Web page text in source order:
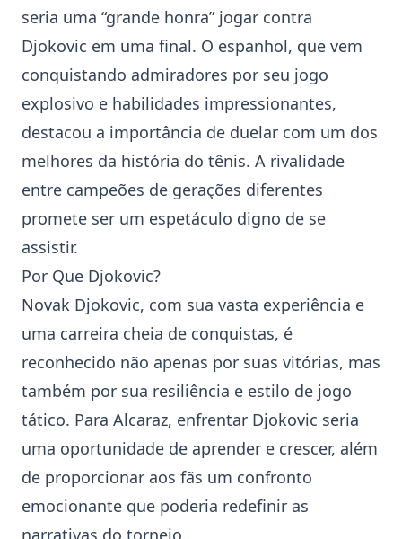
seria uma “grande honra” jogar contra
Djokovic em uma final. O espanhol, que vem
conquistando admiradores por seu jogo
explosivo e habilidades impressionantes,
destacou a importância de duelar com um dos
melhores da história do tênis. A rivalidade
entre campeões de gerações diferentes
promete ser um espetáculo digno de se
assistir.
Por Que Djokovic?
Novak Djokovic, com sua vasta experiência e
uma carreira cheia de conquistas, é
reconhecido não apenas por suas vitórias, mas
também por sua resiliência e estilo de jogo
tático. Para Alcaraz, enfrentar Djokovic seria
uma oportunidade de aprender e crescer, além
de proporcionar aos fãs um confronto
emocionante que poderia redefinir as
narrativas do torneio